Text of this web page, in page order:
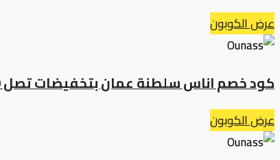
عرض الكوبون
كود خصم اناس سلطنة عمان بتخفيضات تصل 50% على جميع الطلبات
عرض الكوبون